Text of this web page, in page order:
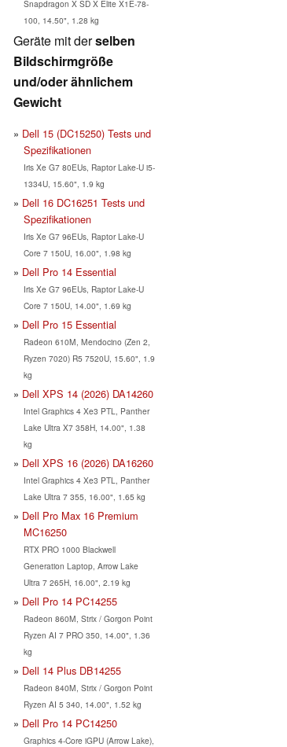
Snapdragon X SD X Elite X1E-78-
100, 14.50", 1.28 kg
Geräte mit derselben
Bildschirmgröße
und/oder ähnlichem
Gewicht
Dell 15 (DC15250) Tests und
Spezifikationen
Iris Xe G7 80EUs, Raptor Lake-U i5-
1334U, 15.60", 1.9 kg
Dell 16 DC16251 Tests und
Spezifikationen
Iris Xe G7 96EUs, Raptor Lake-U
Core 7 150U, 16.00", 1.98 kg
Dell Pro 14 Essential
Iris Xe G7 96EUs, Raptor Lake-U
Core 7 150U, 14.00", 1.69 kg
Dell Pro 15 Essential
Radeon 610M, Mendocino (Zen 2,
Ryzen 7020) R5 7520U, 15.60", 1.9
kg
Dell XPS 14 (2026) DA14260
Intel Graphics 4 Xe3 PTL, Panther
Lake Ultra X7 358H, 14.00", 1.38
kg
Dell XPS 16 (2026) DA16260
Intel Graphics 4 Xe3 PTL, Panther
Lake Ultra 7 355, 16.00", 1.65 kg
Dell Pro Max 16 Premium
MC16250
RTX PRO 1000 Blackwell
Generation Laptop, Arrow Lake
Ultra 7 265H, 16.00", 2.19 kg
Dell Pro 14 PC14255
Radeon 860M, Strix / Gorgon Point
Ryzen AI 7 PRO 350, 14.00", 1.36
kg
Dell 14 Plus DB14255
Radeon 840M, Strix / Gorgon Point
Ryzen AI 5 340, 14.00", 1.52 kg
Dell Pro 14 PC14250
Graphics 4-Core iGPU (Arrow Lake),